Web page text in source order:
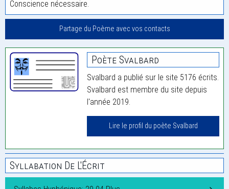
Conscience nécessaire.
Partage du Poème avec vos contacts
Poète Svalbard
Svalbard a publié sur le site 5176 écrits.
Svalbard est membre du site depuis
l'année 2019.
Lire le profil du poète Svalbard
Syllabation De L'Écrit